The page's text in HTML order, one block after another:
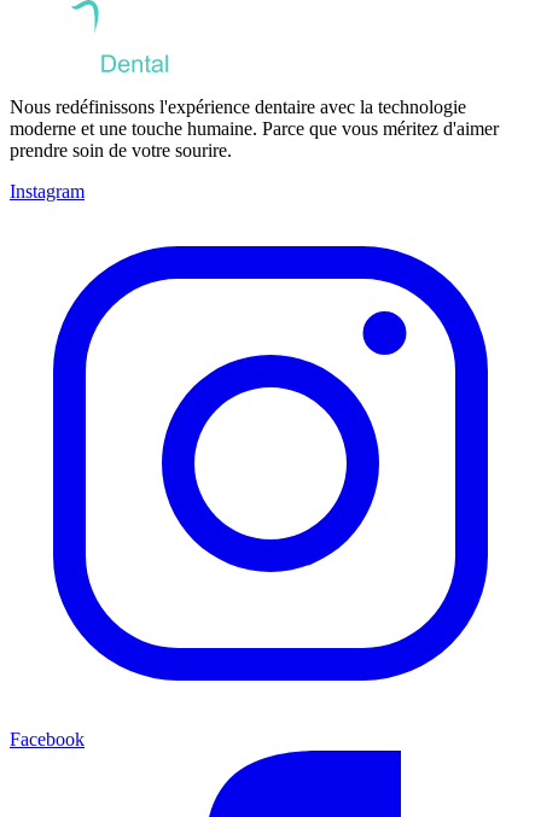
Nous redéfinissons l'expérience dentaire avec la technologie
moderne et une touche humaine. Parce que vous méritez d'aimer
prendre soin de votre sourire.
Instagram
Facebook